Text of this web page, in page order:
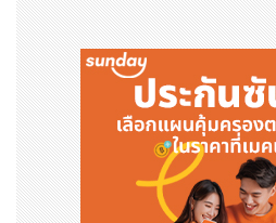
ดาวน์โหลดข่าวประชาสัมพันธ์แ
F
รูปภาพ - https://
56403/Forecourt.jpg
คำบรรยายภาพ - ทักทายมิกกี้แล
rer" ยาว 25 เมตรที่ฮาร์เบอร์ ซิตี้